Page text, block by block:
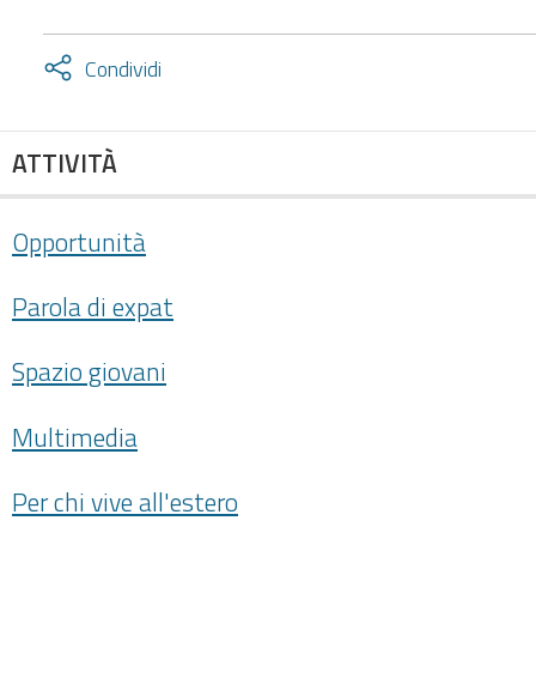
Condividi
Attiva
ATTIVITÀ
Opportunità
Parola di expat
Spazio giovani
Multimedia
Per chi vive all'estero